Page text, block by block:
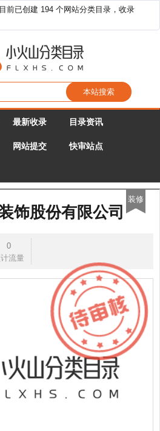
前已创建 194 个网站分类目录，收录
最新收录 目录资讯
网站提交 快审站点
饰股份有限公司
0
流量
装修